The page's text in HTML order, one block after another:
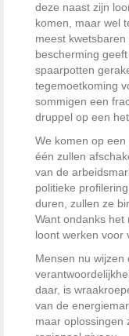
deze naast zijn
komen, maar wel
meest
bescherming
spaarpotten
tegemoetkoming
sommigen een
druppel op een
We komen op
één zullen
van de
politieke
duren, zullen ze
Want ondanks het
loont werken voor
Mensen nu wijzen
daar, is
van de
maar oplossingen